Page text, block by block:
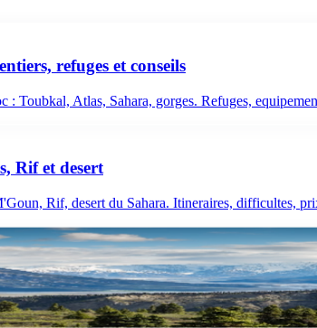
refuges et conseils
Toubkal, Atlas, Sahara, gorges. Refuges,
Rif et desert
Rif, desert du Sahara. Itineraires, difficultes,
gorges du Todra, Chefchaouen, desert :